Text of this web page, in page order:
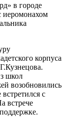
в городе
иеромонахом
корпуса
школ
возобновились
с
встрече